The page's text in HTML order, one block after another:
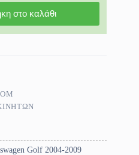
στο καλάθι
Golf 2004-2009